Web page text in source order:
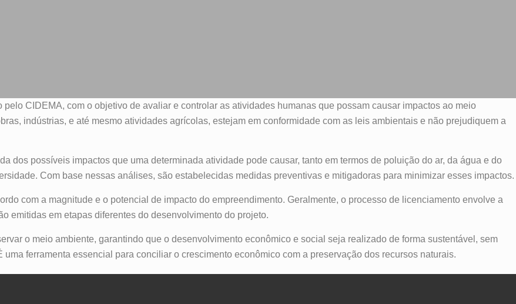
CIDEMA, com o objetivo de avaliar e controlar as atividades humanas que possam causar impactos ao meio
indústrias, e até mesmo atividades agrícolas, estejam em conformidade com as leis ambientais e não prejudiquem a
dos possíveis impactos que uma determinada atividade pode causar, tanto em termos de poluição do ar, da água e do
Com base nessas análises, são estabelecidas medidas preventivas e mitigadoras para minimizar esses impactos.
com a magnitude e o potencial de impacto do empreendimento. Geralmente, o processo de licenciamento envolve a
emitidas em etapas diferentes do desenvolvimento do projeto.
o meio ambiente, garantindo que o desenvolvimento econômico e social seja realizado de forma sustentável, sem
ferramenta essencial para conciliar o crescimento econômico com a preservação dos recursos naturais.